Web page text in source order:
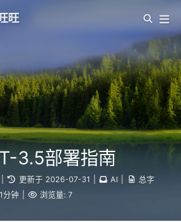
旺
3.5部署指南
更新于 2026-07-31 AI
总字
1分钟 浏览量: 7